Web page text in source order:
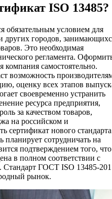
ISO 13485?
обязательным условием для
других городов,
Это необходимая
регламента.
компания самостоятельно.
возможность
оценку всех этапов
своевременно устранить
ресурса предприятия,
за качеством товаров,
на российском и
сертификат нового стандарта
планирует сотрудничать на
подтверждением того, что
в полном соответствии с
Стандарт ГОСТ ISO 13485-
рынок.